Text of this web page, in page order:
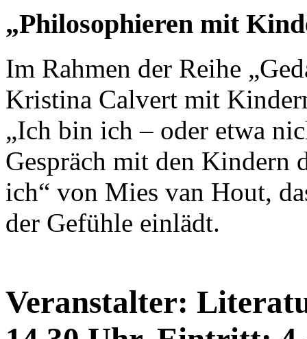
„Philosophieren mit
Im Rahmen der Reihe
Kristina Calvert mit
„Ich bin ich – oder etwa
Gespräch mit den Kindern
ich“ von Mies van Hout,
der Gefühle einlädt.
Veranstalter: